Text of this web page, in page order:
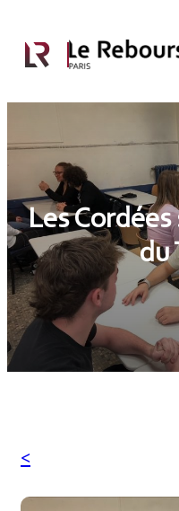
contenu

Les
du